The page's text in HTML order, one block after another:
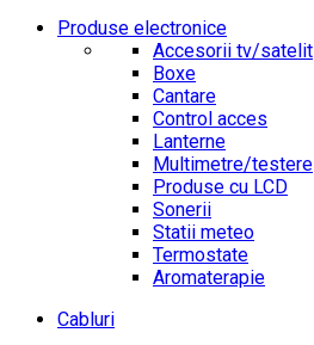
Produse electronice
Accesorii tv/satelit
Boxe
Cantare
Control acces
Lanterne
Multimetre/testere
Produse cu LCD
Sonerii
Statii meteo
Termostate
Aromaterapie
Cabluri